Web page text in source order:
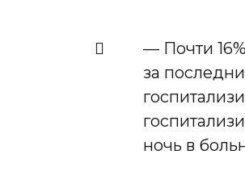
— Почти
за
ночь в